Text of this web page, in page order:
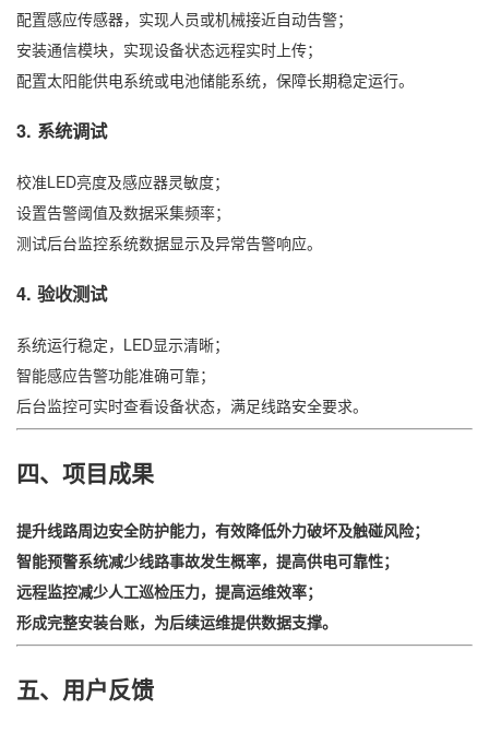
配置感应传感器，实现人员或机械接近自动告警；
安装通信模块，实现设备状态远程实时上传；
配置太阳能供电系统或电池储能系统，保障长期稳定运行。
3. 系统调试
校准LED亮度及感应器灵敏度；
设置告警阈值及数据采集频率；
测试后台监控系统数据显示及异常告警响应。
4. 验收测试
系统运行稳定，LED显示清晰；
智能感应告警功能准确可靠；
后台监控可实时查看设备状态，满足线路安全要求。
四、项目成果
提升线路周边安全防护能力，有效降低外力破坏及触碰风险；
智能预警系统减少线路事故发生概率，提高供电可靠性；
远程监控减少人工巡检压力，提高运维效率；
形成完整安装台账，为后续运维提供数据支撑。
五、用户反馈